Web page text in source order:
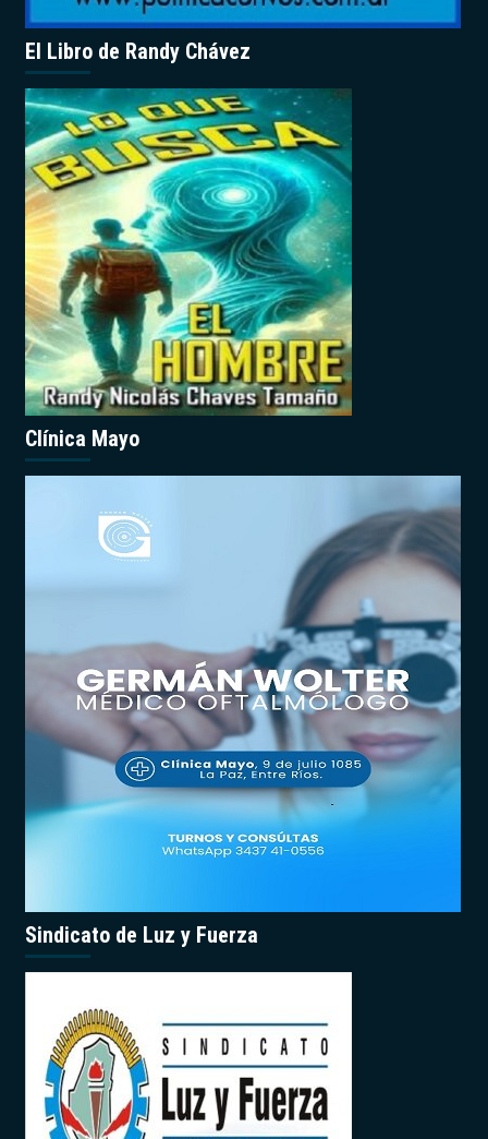
El Libro de Randy Chávez
Clínica Mayo
Sindicato de Luz y Fuerza